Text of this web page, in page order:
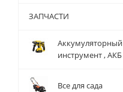
ЗАПЧАСТИ
Аккумуляторный
инструмент , АКБ
Все для сада